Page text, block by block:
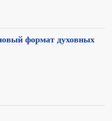
формат духовных